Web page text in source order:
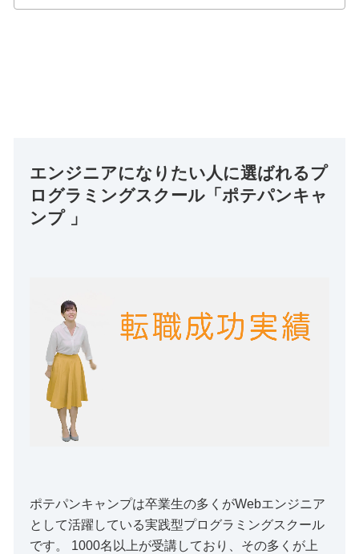
エンジニアになりたい人に選ばれるプ
ログラミングスクール「ポテパンキャ
ンプ 」
ポテパンキャンプは卒業生の多くがWebエンジニア
として活躍している実践型プログラミングスクール
です。 1000名以上が受講しており、その多くが上